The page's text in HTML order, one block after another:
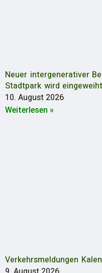
Neuer intergenerativer
Stadtpark wird eingeweiht
10. August 2026
Weiterlesen »
Verkehrsmeldungen